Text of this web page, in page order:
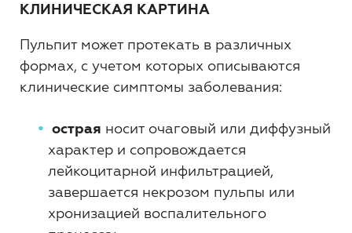
КЛИНИЧЕСКАЯ КАРТИНА
Пульпит может протекать в различных
формах, с учетом которых описываются
клинические симптомы заболевания:
острая носит очаговый или диффузный
характер и сопровождается
лейкоцитарной инфильтрацией,
завершается некрозом пульпы или
хронизацией воспалительного